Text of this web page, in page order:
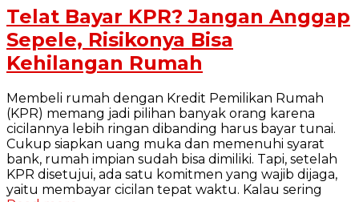
Telat Bayar KPR? Jangan Anggap
Sepele, Risikonya Bisa
Kehilangan Rumah
Membeli rumah dengan Kredit Pemilikan Rumah
(KPR) memang jadi pilihan banyak orang karena
cicilannya lebih ringan dibanding harus bayar tunai.
Cukup siapkan uang muka dan memenuhi syarat
bank, rumah impian sudah bisa dimiliki. Tapi, setelah
KPR disetujui, ada satu komitmen yang wajib dijaga,
yaitu membayar cicilan tepat waktu. Kalau sering